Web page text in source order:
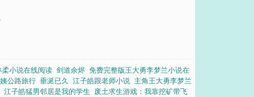
小说在线阅读 剑道余烬 免费完整版王大勇李梦兰小说在
公路旅行 垂涎已久 江子皓跟老师小说 主角王大勇李梦兰
江子皓猛男邻居是我的学生
废土求生游戏：我靠挖矿带飞